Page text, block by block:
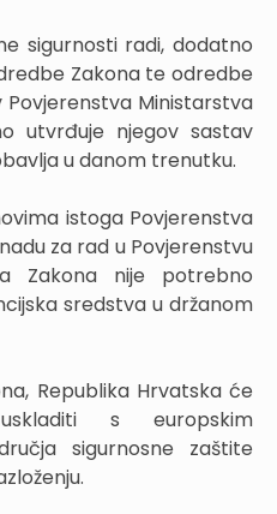
sigurnosti radi, dodatno
Zakona te odredbe
Ministarstva
utvrđuje njegov sastav
u danom trenutku.
istoga Povjerenstva
za rad u Povjerenstvu
Zakona nije potrebno
sredstva u držanom
Republika Hrvatska će
s europskim
sigurnosne zaštite